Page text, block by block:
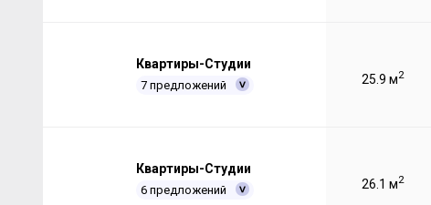
Квартиры-Студии
7 предложений 25.9 м2
Квартиры-Студии
6 предложений 26.1 м2